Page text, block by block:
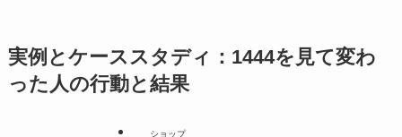
実例とケーススタディ：1444を見て変わ
った人の行動と結果
ショップ